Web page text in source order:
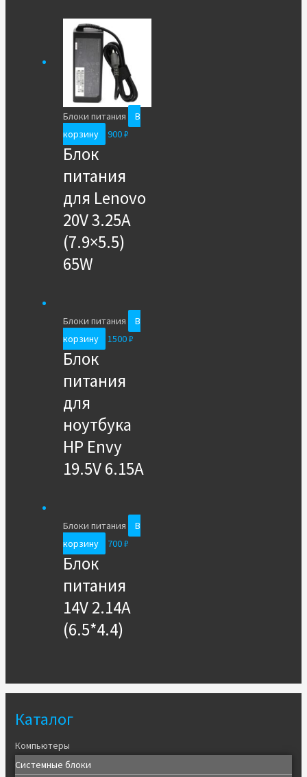
Каталог
Компьютеры
Системные блоки
Блоки питания
В
корзину
900₽
Блок
питания
для Lenovo
20V 3.25A
(7.9×5.5)
65W
Блоки питания
В
корзину
1500₽
Блок
питания
для
ноутбука
HP Envy
19.5V 6.15A
Блоки питания
В
корзину
700₽
Блок
питания
14V 2.14A
(6.5*4.4)